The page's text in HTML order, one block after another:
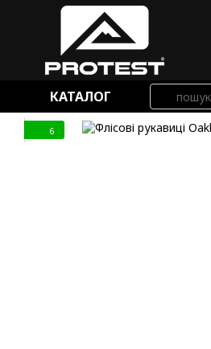
Перейти до основного контенту
КАТАЛОГ
6